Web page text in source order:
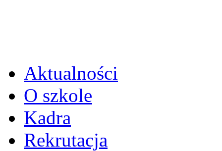
Aktualności
O szkole
Kadra
Rekrutacja